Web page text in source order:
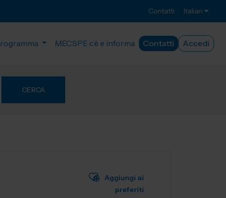
Contatti Italian
MECSPE c’è e informa Contatti Accedi
CERCA
Aggiungi ai
preferiti